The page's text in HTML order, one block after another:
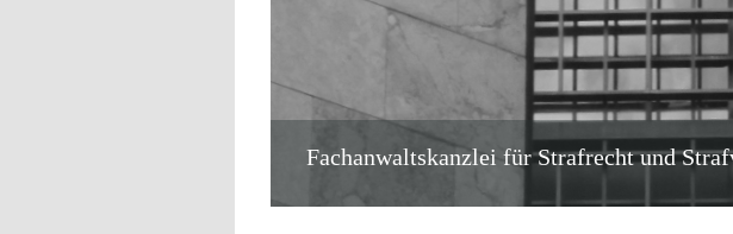
Fachanwaltskanzlei für Strafrecht und